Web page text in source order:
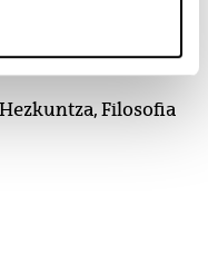
eta Kirol
Filosofia